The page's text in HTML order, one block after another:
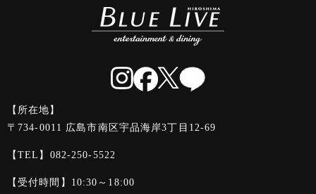
【所在地】
〒734-0011 広島市南区宇品海岸3丁目12-69
【TEL】 082-250-5522
【受付時間】10:30～18:00